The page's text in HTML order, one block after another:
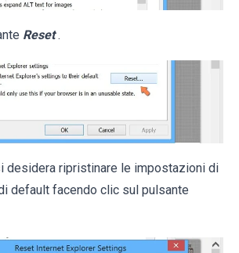
Reset .
desidera ripristinare le impostazioni di
default facendo clic sul pulsante